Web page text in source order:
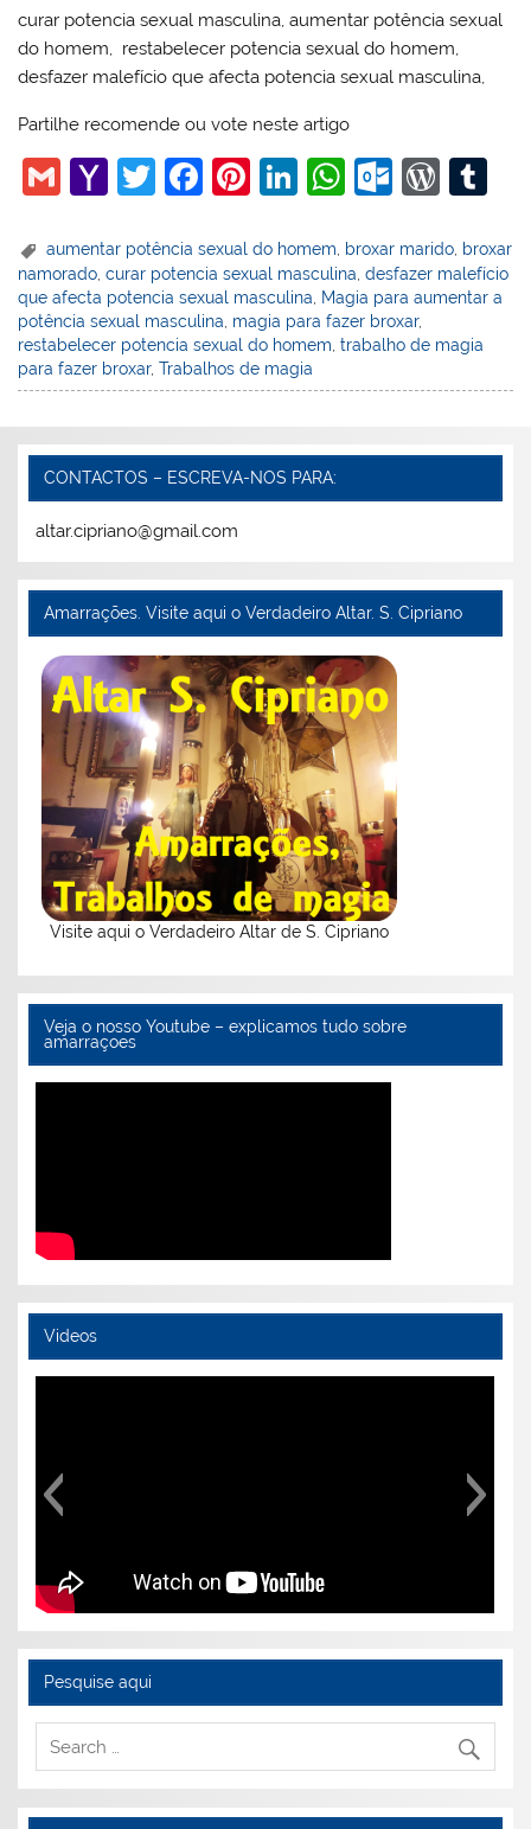
curar potencia sexual masculina, aumentar potência sexual
do homem, restabelecer potencia sexual do homem,
desfazer malefício que afecta potencia sexual masculina,
Partilhe recomende ou vote neste artigo
G
ai
l
Y
h
o
o
M
ai
T
itt
er
F
c
e
b
o
o
Pi
er
e
st
Li
k
e
dI
n
W
at
s
A
p
p
O
lo
o
k.
c
o
W
d
Pr
ss
m
bl
aumentar potência sexual do homem broxar marido broxar
namorado,curar potencia sexual masculina,desfazer malefício
que afecta potencia sexual masculina, Magia para aumentar a
potência sexual masculina, magia para fazer broxar,
restabelecer potencia sexual do homem,trabalho de magia
para fazer broxar,Trabalhos de magia
CONTACTOS – ESCREVA-NOS PARA:
altar.cipriano@gmail.com
Amarrações. Visite aqui o Verdadeiro Altar. S. Cipriano
Visite aqui o Verdadeiro Altar de S. Cipriano
Veja o nosso Youtube – explicamos tudo sobre
amarraçoes
Videos
Pesquise aqui